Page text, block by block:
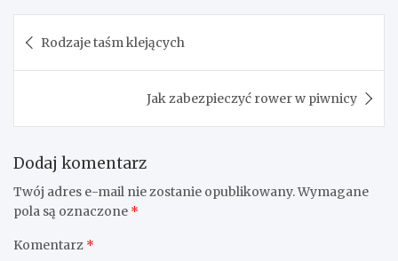
wpisu
Rodzaje taśm klejących
Jak zabezpieczyć rower w piwnicy
Dodaj komentarz
Twój adres e-mail nie zostanie opublikowany.Wymagane
pola są oznaczone *
Komentarz *